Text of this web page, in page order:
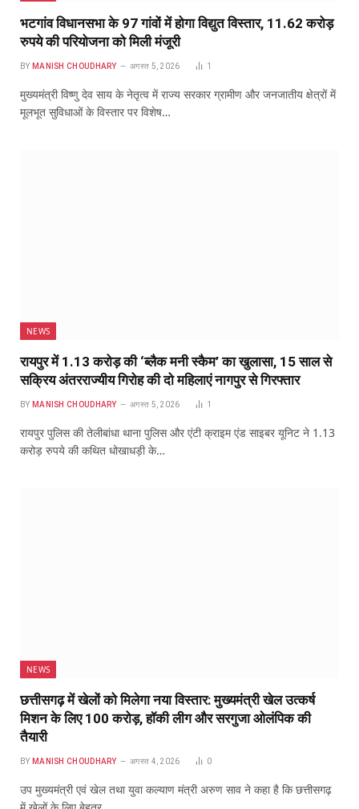
भटगांव विधानसभा के 97 गांवों में होगा विद्युत विस्तार, 11.62 करोड़
रुपये की परियोजना को मिली मंजूरी
BY MANISH CHOUDHARY अगस्त 5, 2026 1
मुख्यमंत्री विष्णु देव साय के नेतृत्व में राज्य सरकार ग्रामीण और जनजातीय क्षेत्रों में
मूलभूत सुविधाओं के विस्तार पर विशेष…
NEWS
रायपुर में 1.13 करोड़ की ‘ब्लैक मनी स्कैम’ का खुलासा, 15 साल से
सक्रिय अंतरराज्यीय गिरोह की दो महिलाएं नागपुर से गिरफ्तार
BY MANISH CHOUDHARY अगस्त 5, 2026 1
रायपुर पुलिस की तेलीबांधा थाना पुलिस और एंटी क्राइम एंड साइबर यूनिट ने 1.13
करोड़ रुपये की कथित धोखाधड़ी के…
NEWS
छत्तीसगढ़ में खेलों को मिलेगा नया विस्तार: मुख्यमंत्री खेल उत्कर्ष
मिशन के लिए 100 करोड़, हॉकी लीग और सरगुजा ओलंपिक की
तैयारी
BY MANISH CHOUDHARY अगस्त 4, 2026 0
उप मुख्यमंत्री एवं खेल तथा युवा कल्याण मंत्री अरुण साव ने कहा है कि छत्तीसगढ़